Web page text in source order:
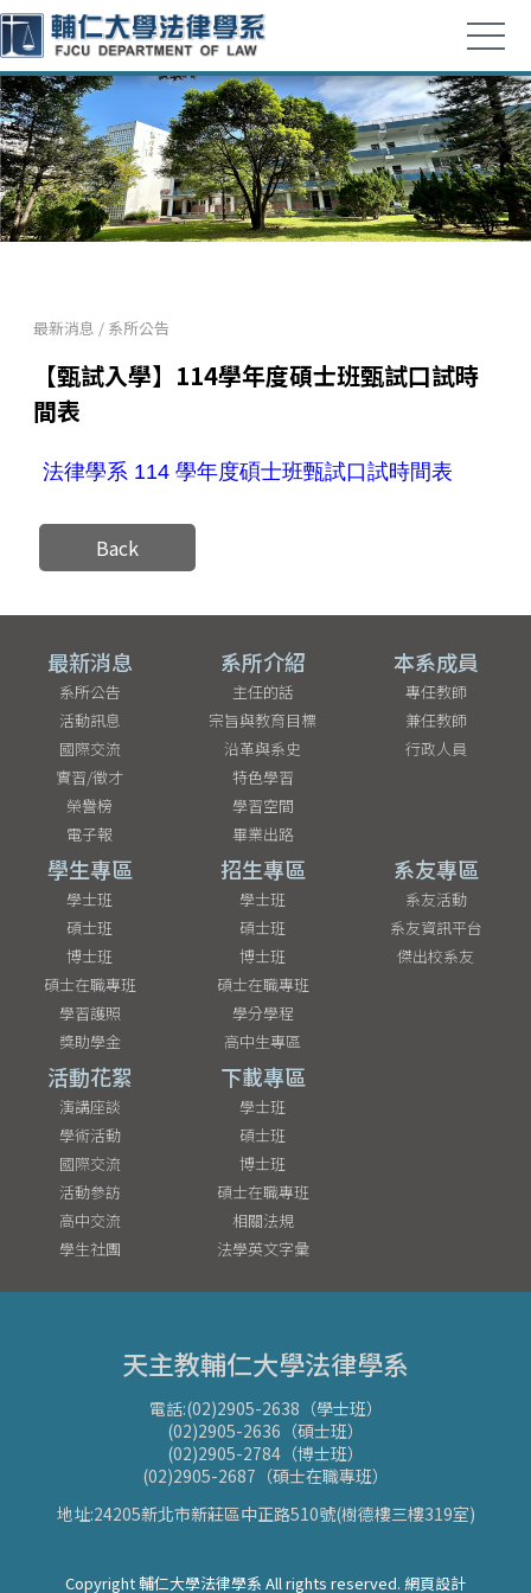
最新消息 / 系所公告
【甄試入學】114學年度碩士班甄試口試時
間表
法律學系 114 學年度碩士班甄試口試時間表
Back
最新消息
系所公告
活動訊息
國際交流
實習/徵才
榮譽榜
電子報
系所介紹
主任的話
宗旨與教育目標
沿革與系史
特色學習
學習空間
畢業出路
本系成員
專任教師
兼任教師
行政人員
學生專區
學士班
碩士班
博士班
碩士在職專班
學習護照
獎助學金
招生專區
學士班
碩士班
博士班
碩士在職專班
學分學程
高中生專區
系友專區
系友活動
系友資訊平台
傑出校系友
活動花絮
演講座談
學術活動
國際交流
活動參訪
高中交流
學生社團
下載專區
學士班
碩士班
博士班
碩士在職專班
相關法規
法學英文字彙
天主教輔仁大學法律學系
電話:(02)2905-2638（學士班）
(02)2905-2636（碩士班）
(02)2905-2784（博士班）
(02)2905-2687（碩士在職專班）
地址:24205新北市新莊區中正路510號(樹德樓三樓319室)
Copyright 輔仁大學法律學系 All rights reserved. 網頁設計